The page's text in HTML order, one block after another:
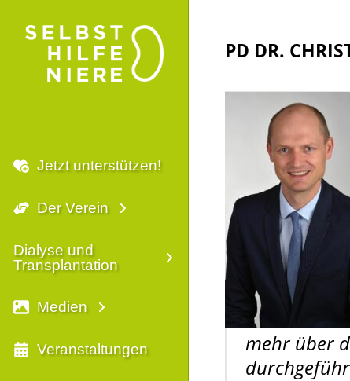
Jetzt unterstützen!
Der Verein
Dialyse und
Transplantation
Medien
Veranstaltungen
PD DR.
mehr über